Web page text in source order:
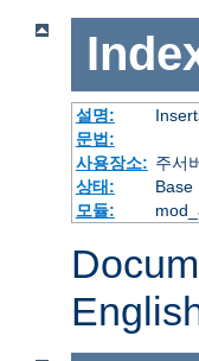
설명:
문법:
사용장소: 주서
상태:
Base
모듈: